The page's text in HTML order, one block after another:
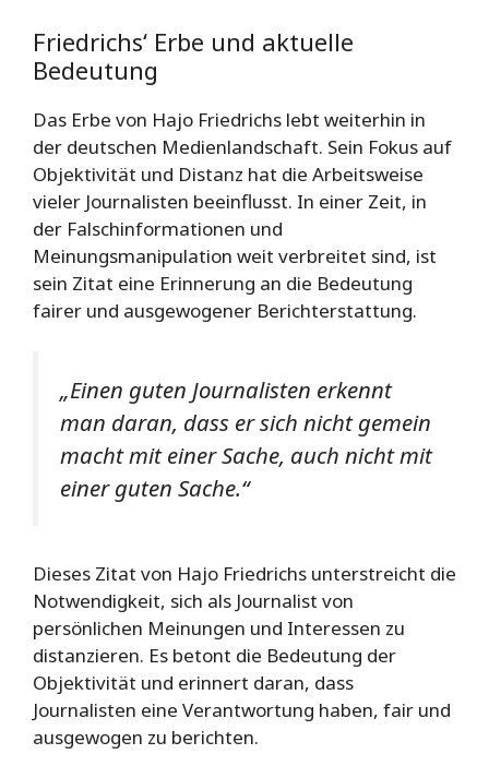
Friedrichs‘ Erbe und aktuelle
Bedeutung
Das Erbe von Hajo Friedrichs lebt weiterhin in
der deutschen Medienlandschaft. Sein Fokus auf
Objektivität und Distanz hat die Arbeitsweise
vieler Journalisten beeinflusst. In einer Zeit, in
der Falschinformationen und
Meinungsmanipulation weit verbreitet sind, ist
sein Zitat eine Erinnerung an die Bedeutung
fairer und ausgewogener Berichterstattung.
„Einen guten Journalisten erkennt
man daran, dass er sich nicht gemein
macht mit einer Sache, auch nicht mit
einer guten Sache.“
Dieses Zitat von Hajo Friedrichs unterstreicht die
Notwendigkeit, sich als Journalist von
persönlichen Meinungen und Interessen zu
distanzieren. Es betont die Bedeutung der
Objektivität und erinnert daran, dass
Journalisten eine Verantwortung haben, fair und
ausgewogen zu berichten.